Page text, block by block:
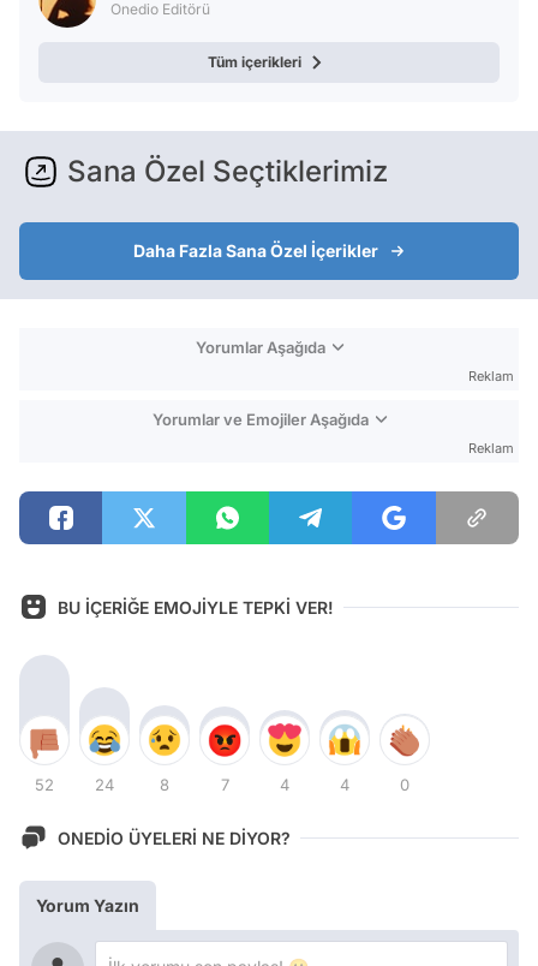
Onedio Editörü
Tüm içerikleri
Sana Özel Seçtiklerimiz
Daha Fazla Sana Özel İçerikler
Yorumlar Aşağıda
Reklam
Yorumlar ve Emojiler Aşağıda
Reklam
BU İÇERİĞE EMOJİYLE TEPKİ VER!
52 24 8 7 4 4 0
ONEDİO ÜYELERİ NE DİYOR?
Yorum Yazın